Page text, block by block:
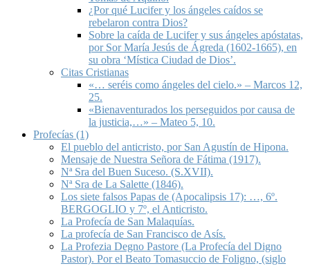
¿Por qué Lucifer y los ángeles caídos se
rebelaron contra Dios?
Sobre la caída de Lucifer y sus ángeles apóstatas,
por Sor María Jesús de Ágreda (1602-1665), en
su obra ‘Mística Ciudad de Dios’.
Citas Cristianas
«… seréis como ángeles del cielo.» – Marcos 12,
25.
«Bienaventurados los perseguidos por causa de
la justicia,…» – Mateo 5, 10.
Profecías (1)
El pueblo del anticristo, por San Agustín de Hipona.
Mensaje de Nuestra Señora de Fátima (1917).
Nª Sra del Buen Suceso. (S.XVII).
Nª Sra de La Salette (1846).
Los siete falsos Papas de (Apocalipsis 17): …, 6º.
BERGOGLIO y 7º, el Anticristo.
La Profecía de San Malaquías.
La profecía de San Francisco de Asís.
La Profezia Degno Pastore (La Profecía del Digno
Pastor). Por el Beato Tomasuccio de Foligno, (siglo